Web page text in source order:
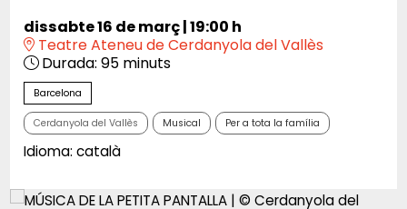
dissabte 16 de març|19:00 h
Teatre Ateneu de Cerdanyola del Vallès
Durada: 95 minuts
Barcelona
Cerdanyola del Vallès Musical Per a tota la família
Idioma: català